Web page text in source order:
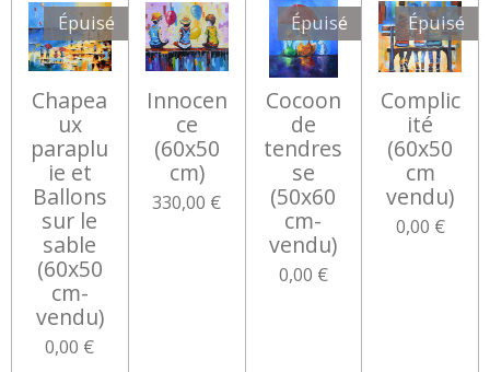
Épuisé
Chapea
ux
paraplu
ie et
Ballons
sur le
sable
(60x50
cm-
vendu)
0,00 €
Innocen
ce
(60x50
cm)
330,00 €
Épuisé
Cocoon
de
tendres
se
(50x60
cm-
vendu)
0,00 €
Épuisé
Complic
ité
(60x50
cm
vendu)
0,00 €